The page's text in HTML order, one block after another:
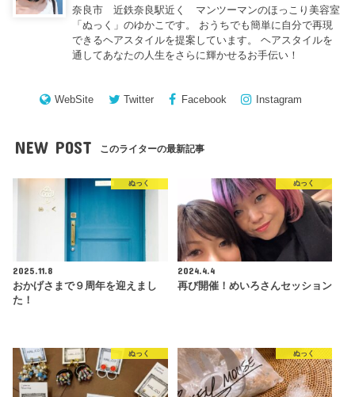
奈良市 近鉄奈良駅近く マンツーマンのほっこり美容室
「ぬっく」のゆかこです。 おうちでも簡単に自分で再現
できるヘアスタイルを提案しています。 ヘアスタイルを
通してあなたの人生をさらに輝かせるお手伝い！
WebSite Twitter Facebook Instagram
NEW POST このライターの最新記事
ぬっく
2025.11.8
おかげさまで９周年を迎えまし
た！
ぬっく
2024.4.4
再び開催！めいろさんセッション
ぬっく ぬっく